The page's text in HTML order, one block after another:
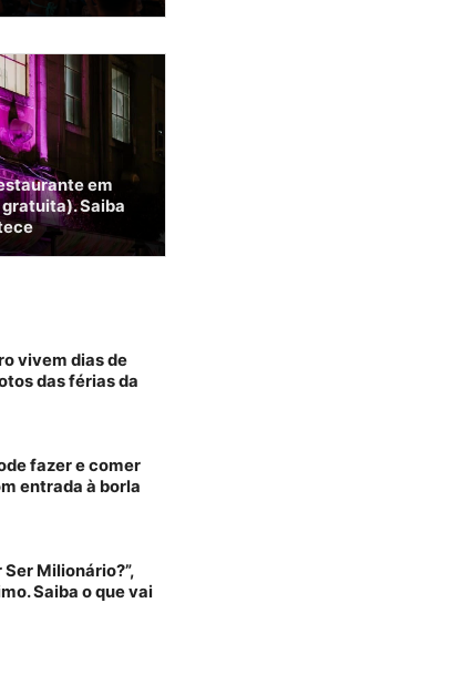
em
Saiba
vivem dias de
das férias da
fazer e comer
entrada à borla
Milionário?”,
Saiba o que vai